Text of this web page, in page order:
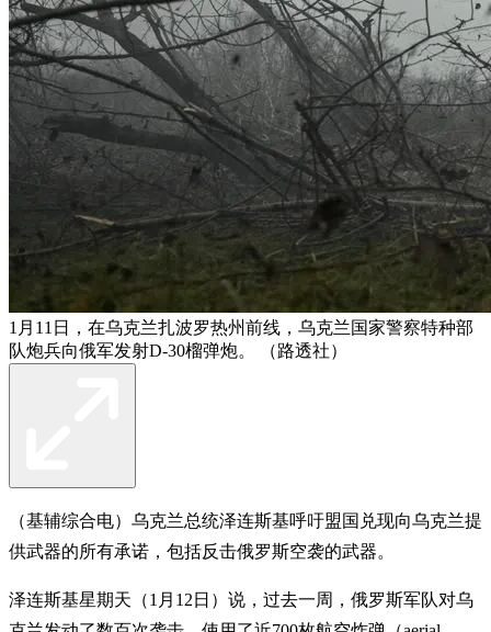
1月11日，在乌克兰扎波罗热州前线，乌克兰国家警察特种部
队炮兵向俄军发射D-30榴弹炮。 （路透社）
（基辅综合电）乌克兰总统泽连斯基呼吁盟国兑现向乌克兰提
供武器的所有承诺，包括反击俄罗斯空袭的武器。
泽连斯基星期天（1月12日）说，过去一周，俄罗斯军队对乌